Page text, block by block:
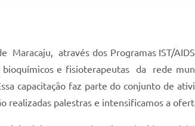
Maracaju, através dos Programas IST/
e fisioterapeutas da rede
capacitação faz parte do conjunto de
realizadas palestras e intensificamos a